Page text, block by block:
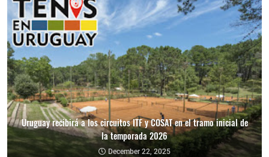
Uruguay recibirá a los circuitos ITF y COSAT en el tramo inicial de
la temporada 2026
December 22, 2025